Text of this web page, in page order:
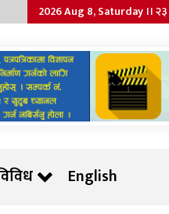
2026 Aug 8, Saturday ।। २३
English